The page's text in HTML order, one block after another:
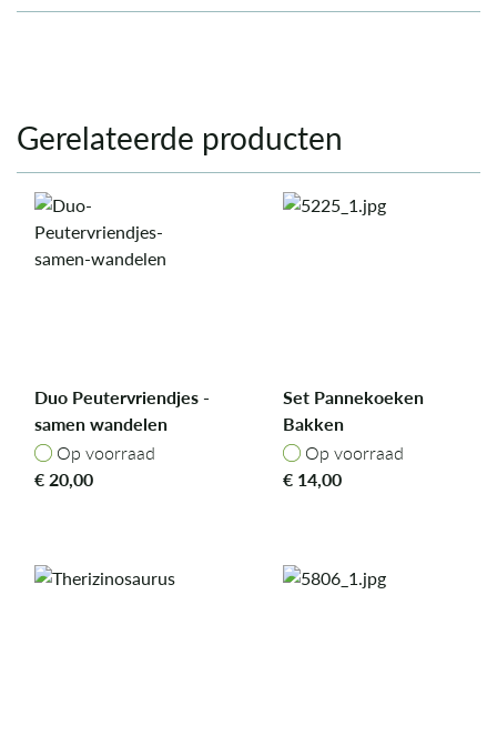
Gerelateerde producten
Duo Peutervriendjes -
samen wandelen
Op voorraad
Op voorraad
€20,00
Set Pannekoeken
Bakken
Op voorraad
Op voorraad
€ 14,00